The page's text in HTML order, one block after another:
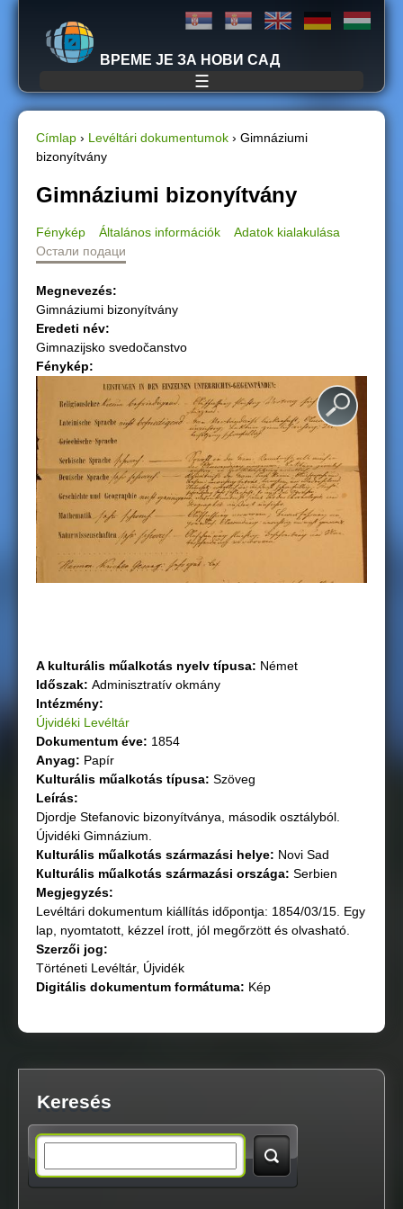
Jump to navigation
ВРЕМЕ ЈЕ ЗА НОВИ САД
☰
J
e
l
n
l
e
g
i
h
e
l
Címlap › Levéltári dokumentumok › Gimnáziumi
bizonyítvány
Gimnáziumi bizonyítvány
Fénykép Általános információk
Adatok kialakulása
Остали подаци
Megnevezés:
Gimnáziumi bizonyítvány
Eredeti név:
Gimnazijsko svedočanstvo
Fénykép:
A kulturális műalkotás nyelv típusa: Német
Időszak: Adminisztratív okmány
Intézmény:
Újvidéki Levéltár
Dokumentum éve: 1854
Anyag: Papír
Kulturális műalkotás típusa: Szöveg
Leírás:
Djordje Stefanovic bizonyítványa, második osztályból.
Újvidéki Gimnázium.
Кulturális műalkotás származási helye: Novi Sad
Кulturális műalkotás származási országа: Serbien
Megjegyzés:
Levéltári dokumentum kiállítás időpontja: 1854/03/15. Egy
lap, nyomtatott, kézzel írott, jól megőrzött és olvasható.
Szerzői jog:
Történeti Levéltár, Újvidék
Digitális dokumentum formátuma: Kép
Keresés